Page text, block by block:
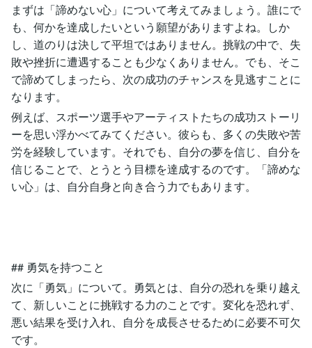
まずは「諦めない心」について考えてみましょう。誰にで
も、何かを達成したいという願望がありますよね。しか
し、道のりは決して平坦ではありません。挑戦の中で、失
敗や挫折に遭遇することも少なくありません。でも、そこ
で諦めてしまったら、次の成功のチャンスを見逃すことに
なります。
例えば、スポーツ選手やアーティストたちの成功ストーリ
ーを思い浮かべてみてください。彼らも、多くの失敗や苦
労を経験しています。それでも、自分の夢を信じ、自分を
信じることで、とうとう目標を達成するのです。「諦めな
い心」は、自分自身と向き合う力でもあります。
## 勇気を持つこと
次に「勇気」について。勇気とは、自分の恐れを乗り越え
て、新しいことに挑戦する力のことです。変化を恐れず、
悪い結果を受け入れ、自分を成長させるために必要不可欠
です。